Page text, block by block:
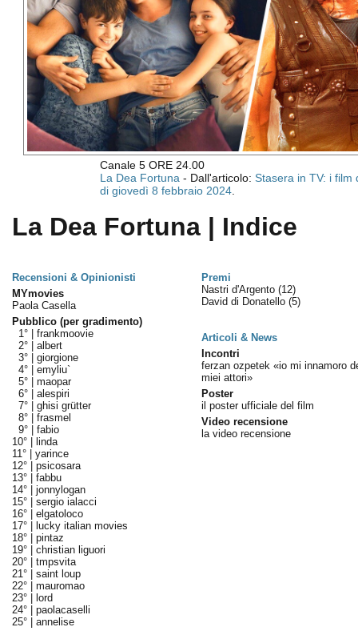
Canale 5 ORE 24.00
La Dea Fortuna - Dall'articolo: Stasera in TV: i film
di giovedì 8 febbraio 2024.
La Dea Fortuna | Indice
Recensioni & Opinionisti
Premi
MYmovies
Paola Casella
Pubblico (per gradimento)
1° | frankmoovie
2° | albert
3° | giorgione
4° | emyliu`
5° | maopar
6° | alespiri
7° | ghisi grütter
8° | frasmel
9° | fabio
10° |
linda
11° | yarince
12° | psicosara
13° | fabbu
14° | jonnylogan
15° | sergio ialacci
16° | elgatoloco
17° |
lucky italian movies
18° | pintaz
19° | christian liguori
20° | tmpsvita
21° | saint loup
22° | mauromao
23° |
lord
24° | paolacaselli
25° | annelise
Nastri d'Argento (12)
David di Donatello (5)
Articoli & News
Incontri
ferzan ozpetek «io mi innamoro
miei attori»
Poster
il poster ufficiale del film
Video recensione
la video recensione